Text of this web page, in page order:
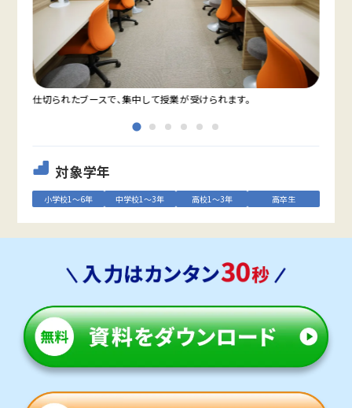
仕切られたブースで、集中して授業が受けられます。
対象学年
小学校1～6年 中学校1～3年 高校1～3年 高卒生